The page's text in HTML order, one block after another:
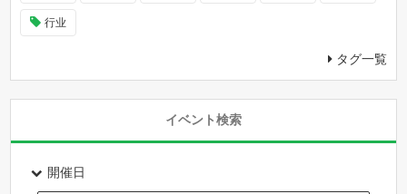
行业
タグ一覧
イベント検索
開催日